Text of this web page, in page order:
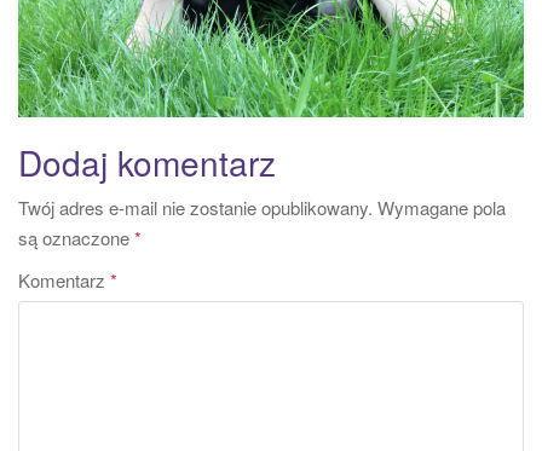
Dodaj komentarz
Twój adres e-mail nie zostanie opublikowany. Wymagane pola
są oznaczone*
Komentarz *